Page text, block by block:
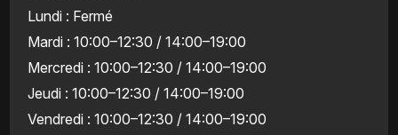
Lundi : Fermé
Mardi : 10:00–12:30 / 14:00–19:00
Mercredi : 10:00–12:30 / 14:00–19:00
Jeudi : 10:00–12:30 / 14:00–19:00
Vendredi : 10:00–12:30 / 14:00–19:00